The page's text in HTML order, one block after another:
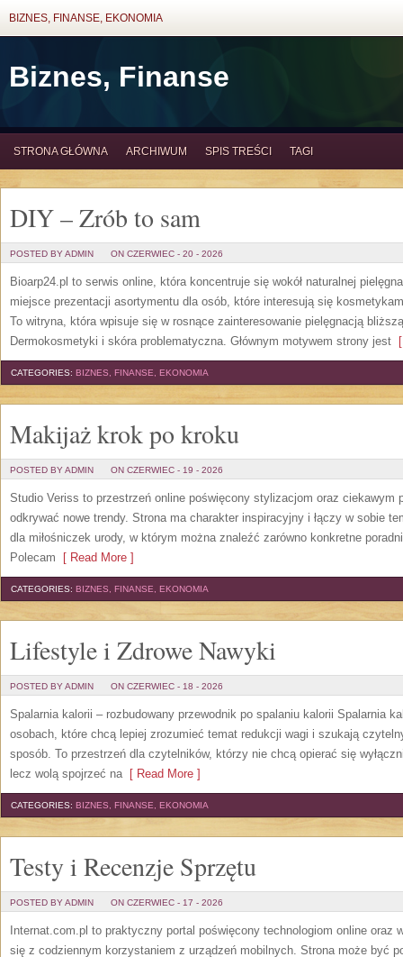
BIZNES, FINANSE, EKONOMIA
Biznes, Finanse
STRONA GŁÓWNA ARCHIWUM SPIS TREŚCI TAGI
DIY – Zrób to sam
POSTED BY ADMIN ON CZERWIEC - 20 - 2026
Bioarp24.pl to serwis online, która koncentruje się wokół naturalnej
miejsce prezentacji asortymentu dla osób, które interesują się
To witryna, która wpisuje się w rosnące zainteresowanie pielęgnacją
Dermokosmetyki i skóra problematyczna. Głównym motywem strony jest
CATEGORIES: BIZNES, FINANSE, EKONOMIA
Makijaż krok po kroku
POSTED BY ADMIN ON CZERWIEC - 19 - 2026
Studio Veriss to przestrzeń online poświęcony stylizacjom oraz ciekawym
odkrywać nowe trendy. Strona ma charakter inspiracyjny i łączy w sobie
dla miłośniczek urody, w którym można znaleźć zarówno konkretne
Polecam [ Read More ]
CATEGORIES: BIZNES, FINANSE, EKONOMIA
Lifestyle i Zdrowe Nawyki
POSTED BY ADMIN ON CZERWIEC - 18 - 2026
Spalarnia kalorii – rozbudowany przewodnik po spalaniu kalorii Spalarnia
osobach, które chcą lepiej zrozumieć temat redukcji wagi i szukają
sposób. To przestrzeń dla czytelników, którzy nie chcą opierać się
lecz wolą spojrzeć na[ Read More ]
CATEGORIES: BIZNES, FINANSE, EKONOMIA
Testy i Recenzje Sprzętu
POSTED BY ADMIN ON CZERWIEC - 17 - 2026
Internat.com.pl to praktyczny portal poświęcony technologiom online oraz
się z codziennym korzystaniem z urządzeń mobilnych. Strona może być